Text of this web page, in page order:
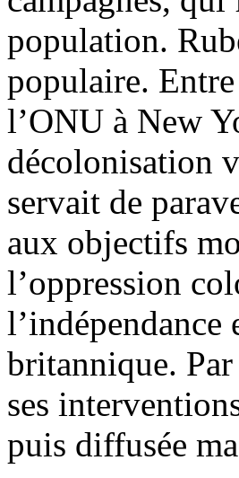
population.
populaire.
l’ONU à New
décolonisation
servait de
aux objectifs
l’oppression
britannique. Par
ses
puis diffusée